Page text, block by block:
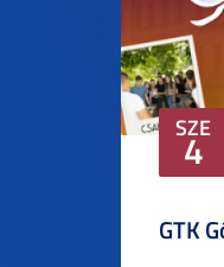
SZE
4
GTK